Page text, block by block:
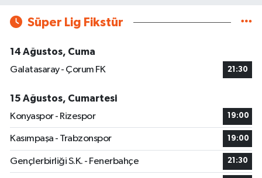
Süper Lig Fikstür
14 Ağustos, Cuma
Galatasaray - Çorum FK
21:30
15 Ağustos, Cumartesi
Konyaspor - Rizespor
19:00
Kasımpaşa - Trabzonspor 19:00
Gençlerbirliği S.K. - Fenerbahçe 21:30